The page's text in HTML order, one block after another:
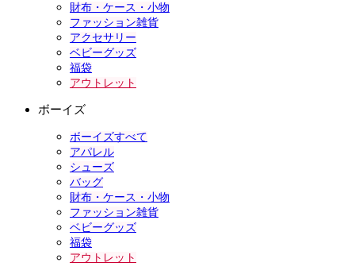
財布・ケース・小物
ファッション雑貨
アクセサリー
ベビーグッズ
福袋
アウトレット
ボーイズ
ボーイズすべて
アパレル
シューズ
バッグ
財布・ケース・小物
ファッション雑貨
ベビーグッズ
福袋
アウトレット